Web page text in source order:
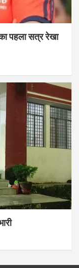
पहला सत्र रेखा